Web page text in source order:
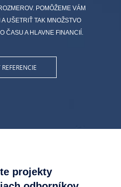
POMÔŽEME VÁM
UŠETRIŤ TAK MNOŽSTVO
ČASU A HLAVNE FINANCIÍ.
projekty